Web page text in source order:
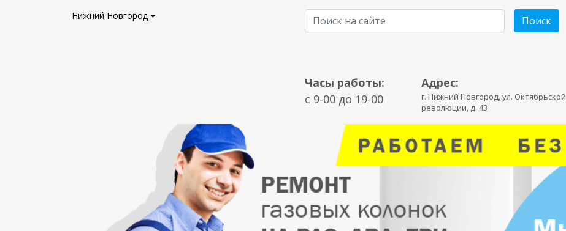
Нижний Новгород Поиск
Часы работы:
c 9-00 до 19-00
Адрес:
г. Нижний Новгород, ул. Октябрьской
революции, д. 43